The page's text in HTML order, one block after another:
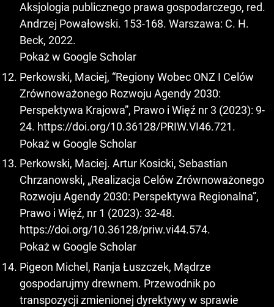
Aksjologia publicznego prawa gospodarczego, red.
Andrzej Powałowski. 153-168. Warszawa: C. H.
Beck, 2022.
Pokaż w Google Scholar
Perkowski, Maciej, “Regiony Wobec ONZ I Celów
Zrównoważonego Rozwoju Agendy 2030:
Perspektywa Krajowa”, Prawo i Więź nr 3 (2023): 9-
24. https://doi.org/10.36128/PRIW.VI46.721.
Pokaż w Google Scholar
Perkowski, Maciej. Artur Kosicki, Sebastian
Chrzanowski, „Realizacja Celów Zrównoważonego
Rozwoju Agendy 2030: Perspektywa Regionalna”,
Prawo i Więź, nr 1 (2023): 32-48.
https://doi.org/10.36128/priw.vi44.574.
Pokaż w Google Scholar
Pigeon Michel, Ranja Łuszczek, Mądrze
gospodarujmy drewnem. Przewodnik po
transpozycji zmienionej dyrektywy w sprawie